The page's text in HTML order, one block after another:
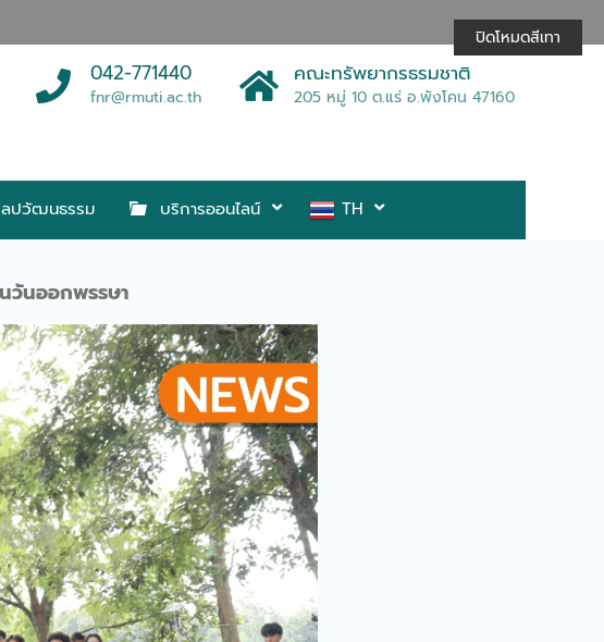
ร ตามเกณฑ์ AUN-QA
042-771440
fnr@rmuti.ac.th
คณะทรัพยากรธรมชาติ
205 หมู่ 10 ต.แร่ อ.พังโคน 47160
ปวัฒนธรรม บริการออนไลน์ TH
วันออกพรรษา
ปิดโหมดสีเทา